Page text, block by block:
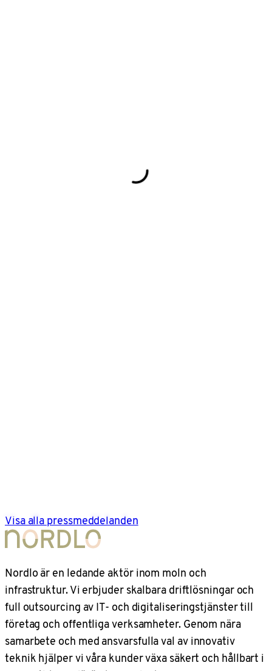
Visa alla pressmeddelanden
Nordlo är en ledande aktör inom moln och
infrastruktur. Vi erbjuder skalbara driftlösningar och
full outsourcing av IT- och digitaliseringstjänster till
företag och offentliga verksamheter. Genom nära
samarbete och med ansvarsfulla val av innovativ
teknik hjälper vi våra kunder växa säkert och hållbart i